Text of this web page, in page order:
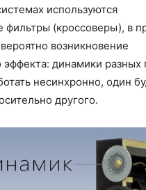
используются
фильтры (кроссоверы), в
возникновение
эффекта: динамики разных
несинхронно, один
другого.